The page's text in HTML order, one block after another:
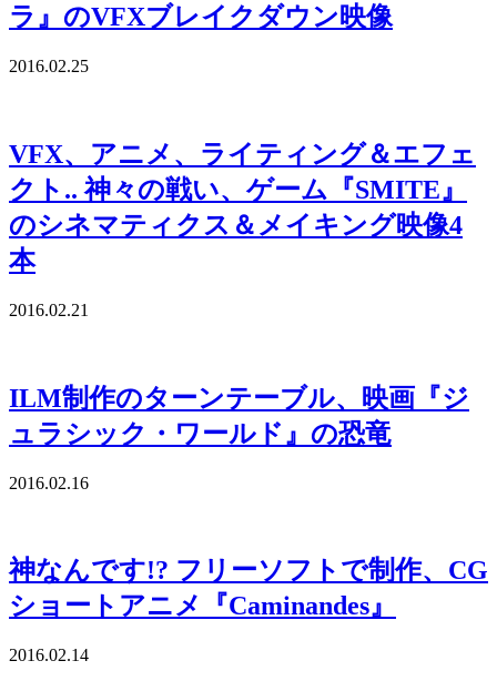
ラ』のVFXブレイクダウン映像
2016.02.25
VFX、アニメ、ライティング＆エフェ
クト.. 神々の戦い、ゲーム『SMITE』
のシネマティクス＆メイキング映像4
本
2016.02.21
ILM制作のターンテーブル、映画『ジ
ュラシック・ワールド』の恐竜
2016.02.16
神なんです!? フリーソフトで制作、CG
ショートアニメ『Caminandes』
2016.02.14